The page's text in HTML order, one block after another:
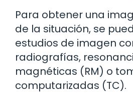
Para obtener una
de la situación, se
estudios de imagen
radiografías,
magnéticas (RM) o
computarizadas (TC).